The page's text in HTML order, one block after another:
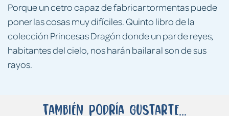
Porque un cetro capaz de fabricar tormentas puede
poner las cosas muy difíciles. Quinto libro de la
colección Princesas Dragón donde un par de reyes,
habitantes del cielo, nos harán bailar al son de sus
rayos.
También podría gustarte...